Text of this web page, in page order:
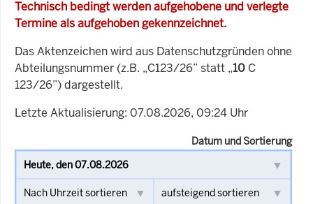
Technisch bedingt werden aufgehobene und verlegte
Termine als aufgehoben gekennzeichnet.
Das Aktenzeichen wird aus Datenschutzgründen ohne
Abteilungsnummer (z.B. „C123/26” statt „10 C
123/26”) dargestellt.
Letzte Aktualisierung: 07.08.2026, 09:24 Uhr
Datum und Sortierung